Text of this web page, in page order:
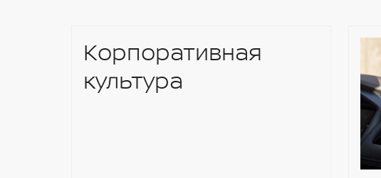
Корпоративная
культура